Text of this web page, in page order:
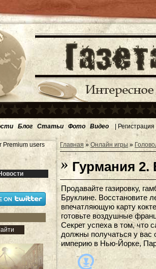
Блог Статьи Фото Видео | Регистрация
Premium users
Главная » Онлайн игры »
Гурмания
Продавайте газировку,
Бруклине. Восстановите
впечатляющую карту
готовьте воздушные
Секрет успеха в том, что
должны получаться у вас
империю в Нью-Йорке,